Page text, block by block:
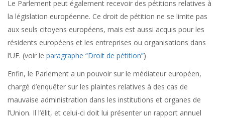
Le Parlement peut également recevoir des pétitions relatives à
la législation européenne. Ce droit de pétition ne se limite pas
aux seuls citoyens européens, mais est aussi acquis pour les
résidents européens et les entreprises ou organisations dans
l’UE. (voir le paragraphe “Droit de pétition”)
Enfin, le Parlement a un pouvoir sur le médiateur européen,
chargé d’enquêter sur les plaintes relatives à des cas de
mauvaise administration dans les institutions et organes de
l’Union. Il l’élit, et celui-ci doit lui présenter un rapport annuel